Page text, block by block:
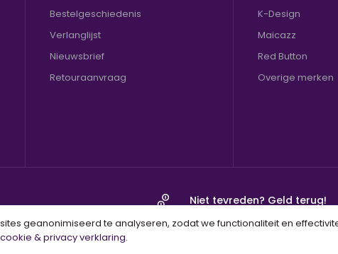
geanonimiseerd te analyseren, zodat we functionaliteit en
cookie & privacy verklaring.
Bestelgeschiedenis
Verlanglijst
Nieuwsbrief
Retouraanvraag
K-Design
Maicazz
Red Button
Overige merken
Niet tevreden? Geld terug!